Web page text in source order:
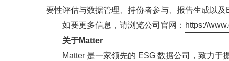
要性评估与数据管理、持份者参与、报告生成以
如要更多信息，请浏览公司官网： https://
关于Matter
Matter 是一家领先的 ESG 数据公司，致力